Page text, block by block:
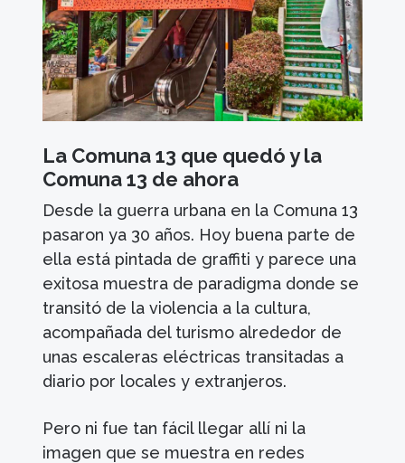
La Comuna 13 que quedó y la
Comuna 13 de ahora
Desde la guerra urbana en la Comuna 13
pasaron ya 30 años. Hoy buena parte de
ella está pintada de graffiti y parece una
exitosa muestra de paradigma donde se
transitó de la violencia a la cultura,
acompañada del turismo alrededor de
unas escaleras eléctricas transitadas a
diario por locales y extranjeros.
Pero ni fue tan fácil llegar allí ni la
imagen que se muestra en redes